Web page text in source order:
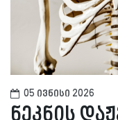
05 ივნისი 2026